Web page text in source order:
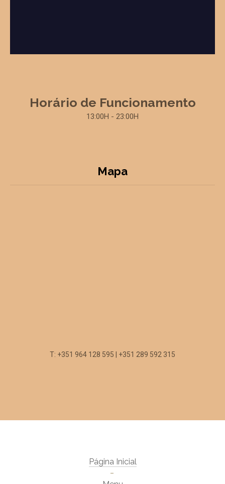
Horário de Funcionamento
13:00H - 23:00H
Mapa
T: +351 964 128 595 | +351 289 592 315
Página Inicial